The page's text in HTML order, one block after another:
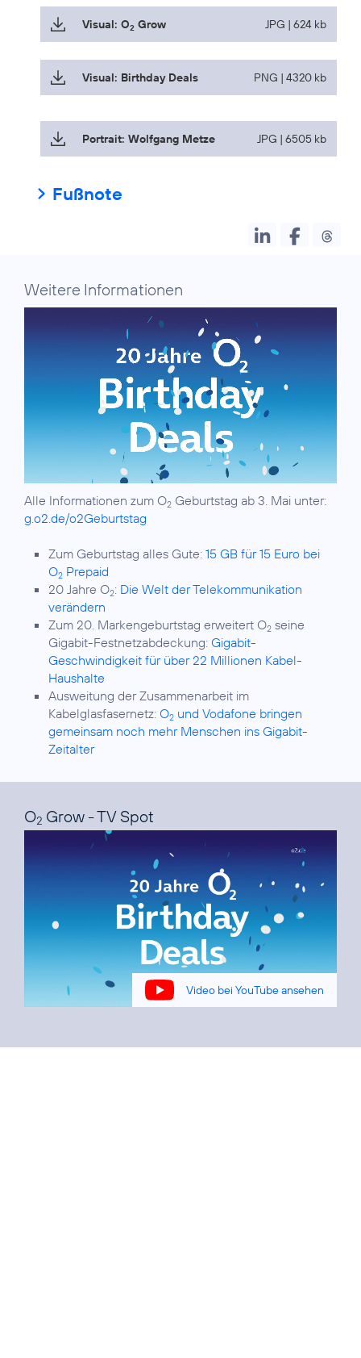
Visual: O2 Grow JPG | 624 kb
Visual: Birthday Deals PNG | 4320 kb
Portrait: Wolfgang Metze JPG | 6505 kb
Fußnote
Weitere Informationen
Alle Informationen zum O2 Geburtstag ab 3. Mai unter:
g.o2.de/o2Geburtstag
Zum Geburtstag alles Gute: 15 GB für 15 Euro bei
O2 Prepaid
20 Jahre O2: Die Welt der Telekommunikation
verändern
Zum 20. Markengeburtstag erweitert O2 seine
Gigabit-Festnetzabdeckung: Gigabit-
Geschwindigkeit für über 22 Millionen Kabel-
Haushalte
Ausweitung der Zusammenarbeit im
Kabelglasfasernetz: O2 und Vodafone bringen
gemeinsam noch mehr Menschen ins Gigabit-
Zeitalter
O2 Grow - TV Spot
Video bei YouTube ansehen